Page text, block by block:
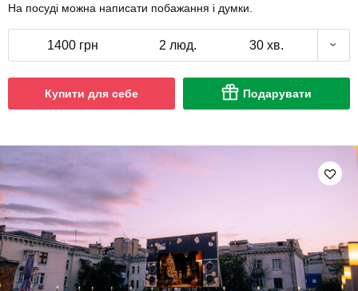
На посуді можна написати побажання і думки.
1400 грн 2 люд. 30 хв.
Купити для себе Подарувати